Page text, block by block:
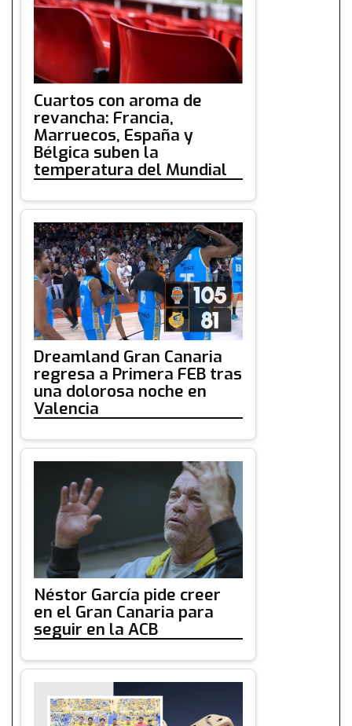
Cuartos con aroma de
revancha: Francia,
Marruecos, España y
Bélgica suben la
temperatura del Mundial
Dreamland Gran Canaria
regresa a Primera FEB tras
una dolorosa noche en
Valencia
Néstor García pide creer
en el Gran Canaria para
seguir en la ACB